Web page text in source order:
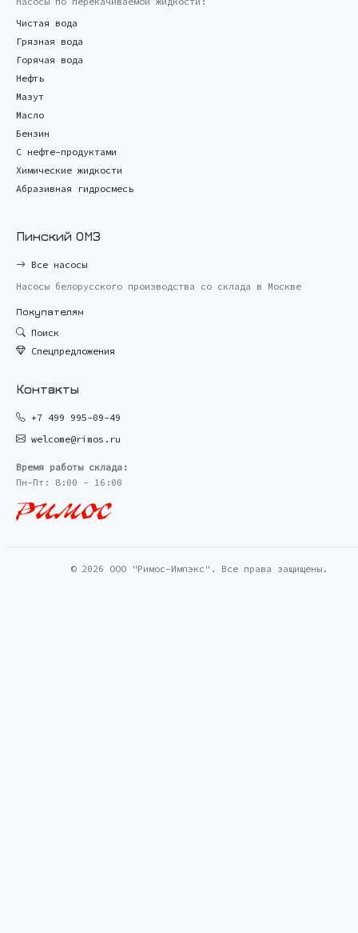
Чистая вода
Грязная вода
Горячая вода
Нефть
Мазут
Масло
Бензин
С нефте-продуктами
Химические жидкости
Абразивная гидросмесь
Пинский ОМЗ
Все насосы
Насосы белорусского производства со склада в Москве
Покупателям
Поиск
Спецпредложения
Контакты
+7 499 995-09-49
welcome@rimos.ru
Время работы склада:
Пн-Пт: 8:00 - 16:00
© 2026 ООО "Римос-Импэкс". Все права защищены.